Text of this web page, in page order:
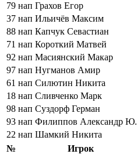
79 нап Грахов Егор
37 нап Ильичёв Максим
88 нап Капчук Севастиан
71 нап Короткий Матвей
92 нап Масиянский Макар
97 нап Нугманов Амир
61 нап Силютин Никита
18 нап Сливченко Марк
98 нап Суздорф Герман
93 нап Филиппов Александр Ю.
22 нап Шамкий Никита
№
Игрок